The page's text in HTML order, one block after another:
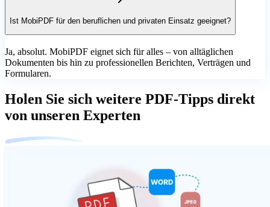
Ist MobiPDF für den beruflichen und privaten Einsatz geeignet?
Ja, absolut. MobiPDF eignet sich für alles – von alltäglichen
Dokumenten bis hin zu professionellen Berichten, Verträgen und
Formularen.
Holen Sie sich weitere PDF-Tipps direkt
von unseren Experten